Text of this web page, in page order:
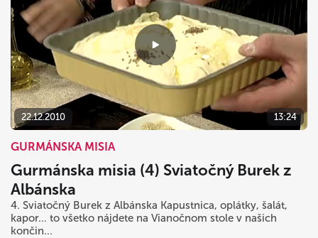
22.12.2010 13:24
GURMÁNSKA MISIA
Gurmánska misia (4) Sviatočný Burek z
Albánska
4. Sviatočný Burek z Albánska Kapustnica, oplátky, šalát,
kapor... to všetko nájdete na Vianočnom stole v našich
končin...